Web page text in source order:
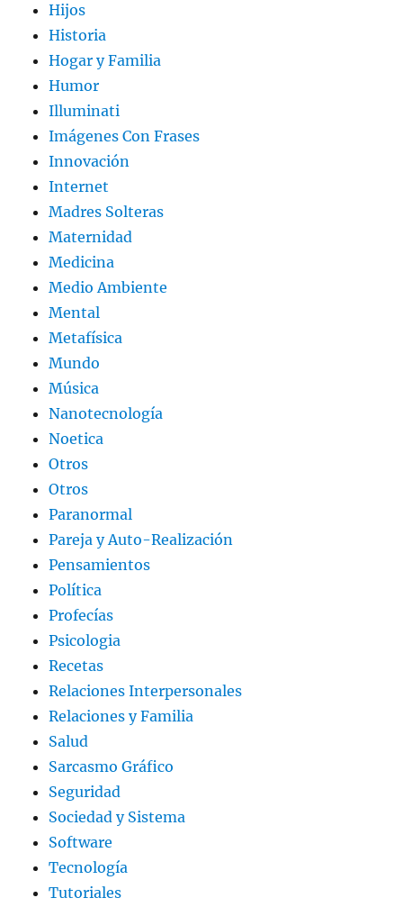
Hijos
Historia
Hogar y Familia
Humor
Illuminati
Imágenes Con Frases
Innovación
Internet
Madres Solteras
Maternidad
Medicina
Medio Ambiente
Mental
Metafísica
Mundo
Música
Nanotecnología
Noetica
Otros
Otros
Paranormal
Pareja y Auto-Realización
Pensamientos
Política
Profecías
Psicologia
Recetas
Relaciones Interpersonales
Relaciones y Familia
Salud
Sarcasmo Gráfico
Seguridad
Sociedad y Sistema
Software
Tecnología
Tutoriales